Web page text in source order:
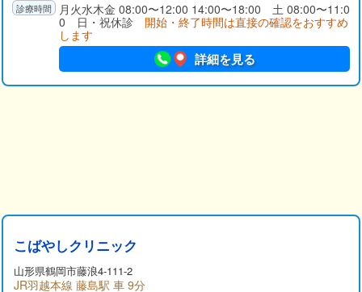
月火水木金 08:00〜12:00 14:00〜18:00 土 08:00〜11:0
0 日・祝休診 開始・終了時間は直接の確認をおすすめ
します
詳細を見る
こばやしクリニック
山形県鶴岡市藤浪4-111-2
JR羽越本線 藤島駅 車 9分